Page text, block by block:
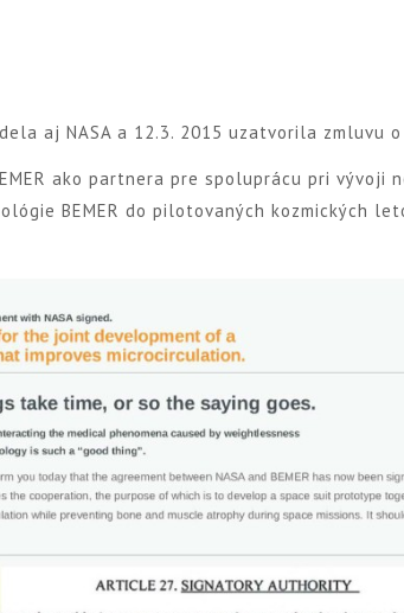
aj NASA a 12.3. 2015 uzatvorila zmluvu
ako partnera pre spoluprácu pri vývoji
BEMER do pilotovaných kozmických